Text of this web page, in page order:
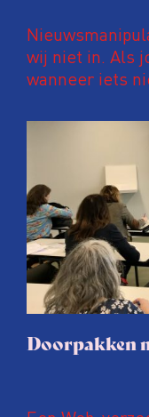
wij niet in. Als
wanneer iets
Doorpakken